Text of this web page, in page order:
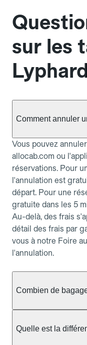
sur les
Lyphard
Comment annuler
Vous pouvez
allocab.com ou
réservations. Pour
l'annulation est
départ. Pour une
gratuite dans les 5
Au-delà, des frais
détail des frais par
vous à notre Foire
l'annulation.
Combien de
taxi berline
Quelle est la